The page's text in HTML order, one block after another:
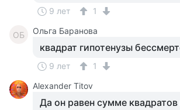
9 лет 1
ОБ Ольга Баранова
квадрат гипотенузы
9 лет
1
Alexander Titov
Да он равен сумме